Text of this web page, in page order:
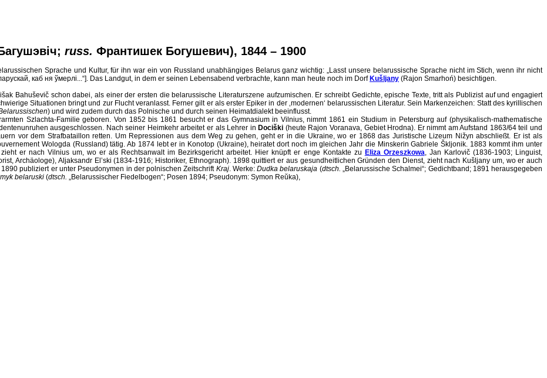
russ. Франтишек Богушевич), 1844 – 1900
Sprache und Kultur, für ihn war ein von Russland unabhängiges Belarus ganz wichtig: „Lasst unsere belarussische Sprache nicht im Stich, wenn ihr nicht
каб ня ўмерлі...“]. Das Landgut, in dem er seinen Lebensabend verbrachte, kann man heute noch im DorfKušljany (Rajon Smarhoń) besichtigen.
Bahuševič schon dabei, als einer der ersten die belarussische Literaturszene aufzumischen. Er schreibt Gedichte, epische Texte, tritt als Publizist auf und engagiert
Situationen bringt und zur Flucht veranlasst. Ferner gilt er als erster Epiker in der ‚modernen‘ belarussischen Literatur. Sein Markenzeichen: Statt des kyrillischen
) und wird zudem durch das Polnische und durch seinen Heimatdialekt beeinflusst.
Szlachta-Familie geboren. Von 1852 bis 1861 besucht er das Gymnasium in Vilnius, nimmt 1861 ein Studium in Petersburg auf (physikalisch-mathematische
ausgeschlossen. Nach seiner Heimkehr arbeitet er als Lehrer inDociški (heute Rajon Voranava, Gebiet Hrodna). Er nimmt am Aufstand 1863/64 teil und
vor dem Strafbataillon retten. Um Repressionen aus dem Weg zu gehen, geht er in die Ukraine, wo er 1868 das Juristische Lizeum Nižyn abschließt. Er ist als
Wologda (Russland) tätig. Ab 1874 lebt er in Konotop (Ukraine), heiratet dort noch im gleichen Jahr die Minskerin Gabriele Škljonik. 1883 kommt ihm unter
er nach Vilnius um, wo er als Rechtsanwalt im Bezirksgericht arbeitet. Hier knüpft er enge Kontakte zu Eliza Orzeszkowa, Jan Karlovič (1836-1903; Linguist,
Archäologe), Aljaksandr El’ski (1834-1916; Historiker, Ethnograph). 1898 quittiert er aus gesundheitlichen Gründen den Dienst, zieht nach Kušljany um, wo er auch
publiziert er unter Pseudonymen in der polnischen Zeitschrift Kraj. Werke:Dudka belaruskaja (dtsch. „Belarussische Schalmei“; Gedichtband; 1891 herausgegeben
belaruski (dtsch. „Belarussischer Fiedelbogen“; Posen 1894; Pseudonym: Symon Reŭka),